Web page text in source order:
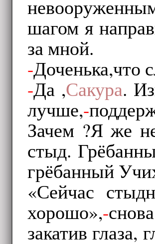
шагом я
за мной.
-Доченька,что
-Да ,Сакура.
лучше,-
Зачем ?Я же
стыд.
грёбанный
«Сейчас
хорошо»,-
закатив